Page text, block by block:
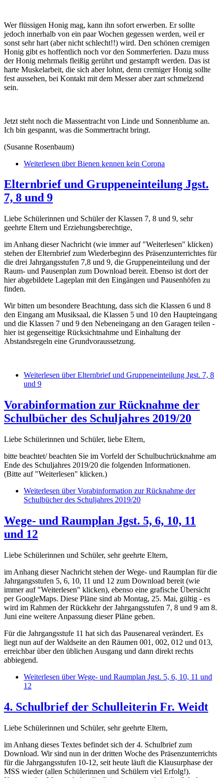
Wer flüssigen Honig mag, kann ihn sofort erwerben. Er sollte
jedoch innerhalb von ein paar Wochen gegessen werden, weil er
sonst sehr hart (aber nicht schlecht!!) wird. Den schönen cremigen
Honig gibt es hoffentlich noch vor den Sommerferien. Dazu muss
der Honig mehrmals fleißig gerührt und gestampft werden. Das ist
harte Muskelarbeit, die sich aber lohnt, denn cremiger Honig sollte
fest aussehen, bei Kontakt mit dem Messer aber zart schmelzend
sein.
Jetzt steht noch die Massentracht von Linde und Sonnenblume an.
Ich bin gespannt, was die Sommertracht bringt.
(Susanne Rosenbaum)
Weiterlesen über Bienen kennen kein Corona
Elternbrief und Gruppeneinteilung Jgst.
7, 8 und 9
Liebe Schülerinnen und Schüler der Klassen 7, 8 und 9, sehr
geehrte Eltern und Erziehungsberechtige,
im Anhang dieser Nachricht (wie immer auf "Weiterlesen" klicken)
stehen der Elternbrief zum Wiederbeginn des Präsenzunterrichtes für
die drei Jahrgangsstufen 7,8 und 9, die Gruppeneinteilung und der
Raum- und Pausenplan zum Download bereit. Ebenso ist dort der
hier abgebildete Lageplan mit den Eingängen und Pausenhöfen zu
finden.
Wir bitten um besondere Beachtung, dass sich die Klassen 6 und 8
den Eingang am Musiksaal, die Klassen 5 und 10 den Haupteingang
und die Klassen 7 und 9 den Nebeneingang an den Garagen teilen -
hier ist gegenseitige Rücksichtnahme und Einhaltung der
Abstandsregeln eine Grundvoraussetzung.
Weiterlesen über Elternbrief und Gruppeneinteilung Jgst. 7, 8
und 9
Vorabinformation zur Rücknahme der
Schulbücher des Schuljahres 2019/20
Liebe Schülerinnen und Schüler, liebe Eltern,
bitte beachtet/ beachten Sie im Vorfeld der Schulbuchrücknahme am
Ende des Schuljahres 2019/20 die folgenden Informationen.
(Bitte auf "Weiterlesen" klicken.)
Weiterlesen über Vorabinformation zur Rücknahme der
Schulbücher des Schuljahres 2019/20
Wege- und Raumplan Jgst. 5, 6, 10, 11
und 12
Liebe Schülerinnen und Schüler, sehr geehrte Eltern,
im Anhang dieser Nachricht stehen der Wege- und Raumplan für die
Jahrgangsstufen 5, 6, 10, 11 und 12 zum Download bereit (wie
immer auf "Weiterlesen" klicken), ebenso eine grafische Übersicht
per GoogleMaps. Diese Pläne sind ab Montag, 25. Mai, gültig - es
wird im Rahmen der Rückkehr der Jahrgangsstufen 7, 8 und 9 am 8.
Juni eine weitere Anpassung dieser Pläne geben.
Für die Jahrgangsstufe 11 hat sich das Pausenareal verändert. Es
liegt nun auf der Waldseite an den Räumen 001, 002, 012 und 013,
erreichbar über den üblichen Ausgang und dann direkt rechts
abbiegend.
Weiterlesen über Wege- und Raumplan Jgst. 5, 6, 10, 11 und
12
4. Schulbrief der Schulleiterin Fr. Weidt
Liebe Schülerinnen und Schüler, sehr geehrte Eltern,
im Anhang dieses Textes befindet sich der 4. Schulbrief zum
Download. Wir sind nun in der dritten Woche des Präsenzunterrichts
für die Jahrgangsstufen 10-12, seit heute läuft die Klausurphase der
MSS wieder (allen Schülerinnen und Schülern viel Erfolg!).